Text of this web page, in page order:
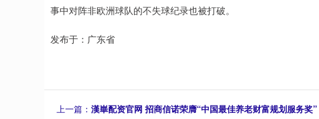
事中对阵非欧洲球队的不失球纪录也被打破。
发布于：广东省
上一篇： 漢崋配资官网 招商信诺荣膺“中国最佳养老财富规划服务奖”